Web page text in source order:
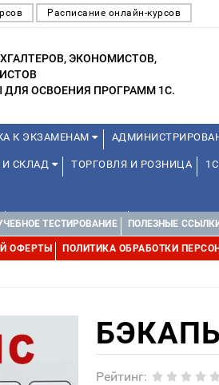
Расписание онлайн-курсов
ЭКОНОМИСТОВ,
ОСВОЕНИЯ ПРОГРАММ 1С.
К ЭКЗАМЕНАМ
И СКЛАД ТОРГОВЛЯ И РОЗНИЦА
ДЛЯ ШКОЛЬНИКОВ
ТЕСТИРОВАНИЕ ПОЛЕЗНЫЕ ССЫЛКИ
ОФЕРТЫ ПОЛИТИКА ОБРАБОТКИ
Рейтинг: